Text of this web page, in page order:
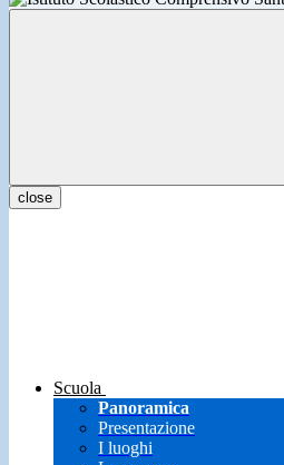
close
Scuola
Panoramica
Presentazione
I luoghi